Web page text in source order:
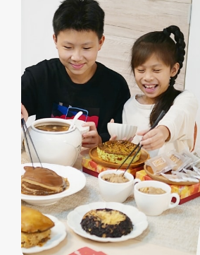
都
在
線！
2026
過
盒
開
「冊
子
彩
鳥
飛
悅
禮